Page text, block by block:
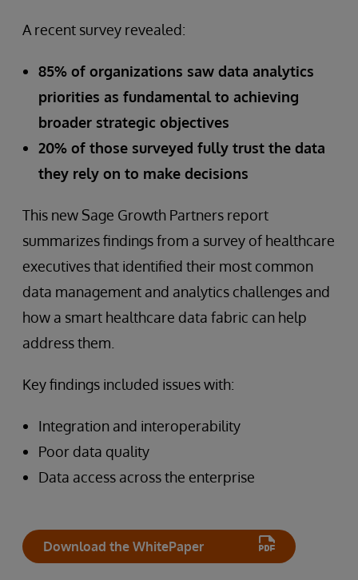
A recent survey revealed:
85% of organizations saw data analytics
priorities as fundamental to achieving
broader strategic objectives
20% of those surveyed fully trust the data
they rely on to make decisions
This new Sage Growth Partners report
summarizes findings from a survey of healthcare
executives that identified their most common
data management and analytics challenges and
how a smart healthcare data fabric can help
address them.
Key findings included issues with:
Integration and interoperability
Poor data quality
Data access across the enterprise
Download the WhitePaper